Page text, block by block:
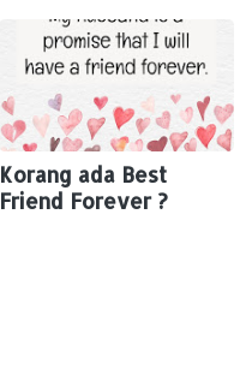
Korang ada Best
Friend Forever ?